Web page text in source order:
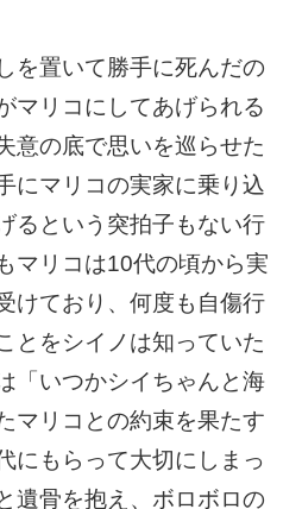
を置いて勝手に死んだの
マリコにしてあげられる
意の底で思いを巡らせた
にマリコの実家に乗り込
るという突拍子もない行
マリコは10代の頃から実
けており、何度も自傷行
とをシイノは知っていた
「いつかシイちゃんと海
マリコとの約束を果たす
にもらって大切にしまっ
遺骨を抱え、ボロボロの